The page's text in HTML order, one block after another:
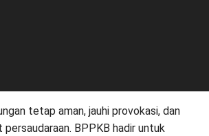
tetap aman, jauhi provokasi, dan
BPPKB hadir untuk